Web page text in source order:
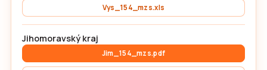
Vys_154_mzs.xls
Jihomoravský kraj
Jim_154_mzs.pdf